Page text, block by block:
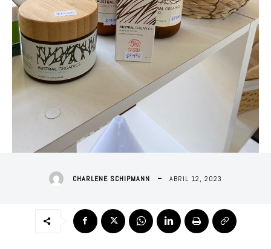
CHARLENE SCHIPMANN ABRIL 12, 2023